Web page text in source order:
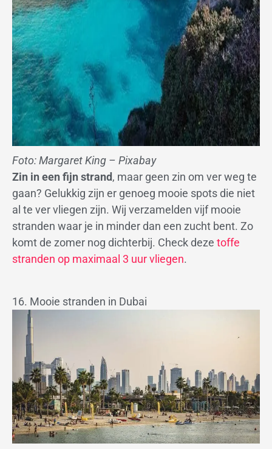
Foto: Margaret King – Pixabay
Zin in een fijn strand, maar geen zin om ver weg te
gaan? Gelukkig zijn er genoeg mooie spots die niet
al te ver vliegen zijn. Wij verzamelden vijf mooie
stranden waar je in minder dan een zucht bent. Zo
komt de zomer nog dichterbij. Check deze toffe
stranden op maximaal 3 uur vliegen.
16. Mooie stranden in Dubai